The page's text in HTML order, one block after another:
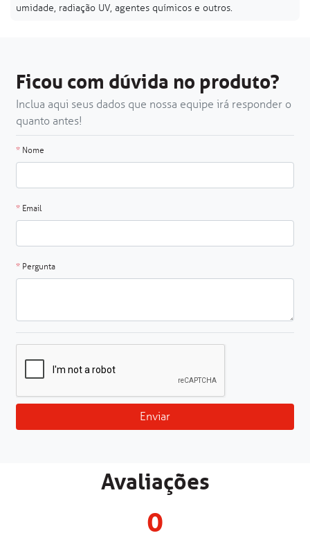
umidade, radiação UV, agentes químicos e outros.
Ficou com dúvida no produto?
Inclua aqui seus dados que nossa equipe irá responder o
quanto antes!
* Nome
* Email
* Pergunta
Enviar
Avaliações
0